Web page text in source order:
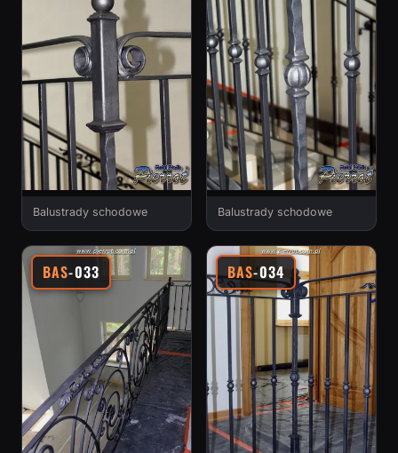
Balustrady schodowe Balustrady schodowe
BAS-033 BAS-034